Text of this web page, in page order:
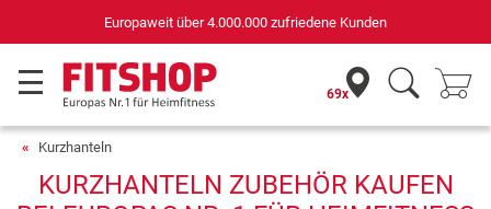
Europaweit über 4.000.000 zufriedene Kunden
69x
Kurzhanteln
KURZHANTELN ZUBEHÖR KAUFEN